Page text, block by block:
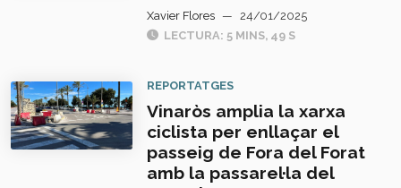
Xavier Flores —
24/01/2025
LECTURA: 5 MINS, 49 S
REPORTATGES
Vinaròs amplia la xarxa
ciclista per enllaçar el
passeig de Fora del Forat
amb la passarel·la del